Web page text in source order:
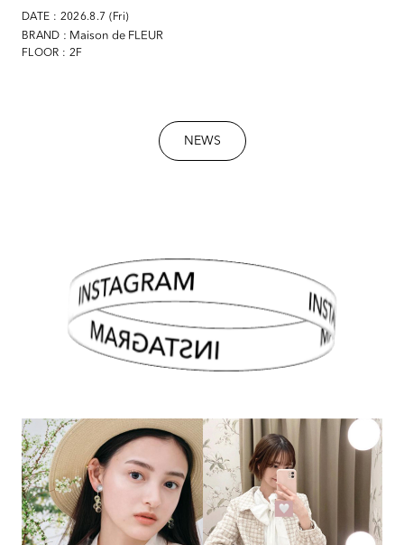
DATE : 2026.8.7 (Fri)
BRAND : Maison de FLEUR
FLOOR : 2F
NEWS
INSTAGRAM